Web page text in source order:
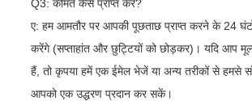
Q3: कीमत कैसे प्राप्त करें?
ए: हम आमतौर पर आपकी पूछताछ प्राप्त करने के 24
करेंगे (सप्ताहांत और छुट्टियों को छोड़कर)। यदि आप
हैं, तो कृपया हमें एक ईमेल भेजें या अन्य तरीकों से हमसे
आपको एक उद्धरण प्रदान कर सकें।